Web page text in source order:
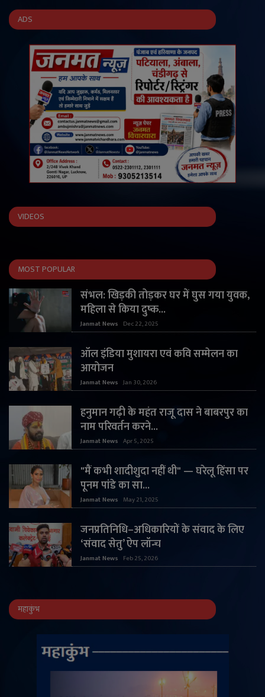
ADS
VIDEOS
MOST POPULAR
संभल: खिड़की तोड़कर घर में घुस गया युवक,
महिला से किया दुष्क...
Janmat News Dec 22, 2025
ऑल इंडिया मुशायरा एवं कवि सम्मेलन का
आयोजन
Janmat News Jan 30, 2026
हनुमान गढ़ी के महंत राजू दास ने बाबरपुर का
नाम परिवर्तन करने...
Janmat News Apr 5, 2025
"मैं कभी शादीशुदा नहीं थी" — घरेलू हिंसा पर
पूनम पांडे का सा...
Janmat News May 21, 2025
जनप्रतिनिधि–अधिकारियों के संवाद के लिए
‘संवाद सेतु’ ऐप लॉन्च
Janmat News Feb 25, 2026
महाकुंभ